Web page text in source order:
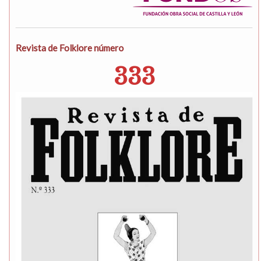
Revista de Folklore número
333